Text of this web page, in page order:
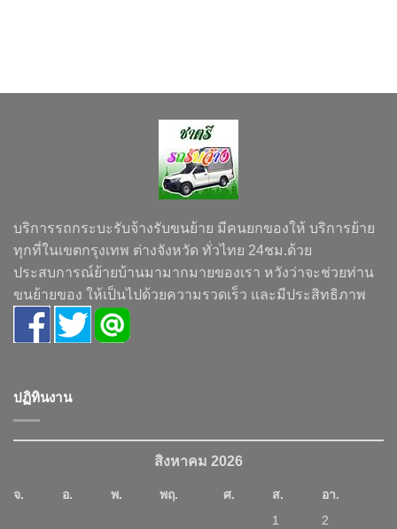
บริการรถกระบะรับจ้างรับขนย้าย มีคนยกของให้ บริการย้าย
ทุกที่ในเขตกรุงเทพ ต่างจังหวัด ทั่วไทย 24ชม.ด้วย
ประสบการณ์ย้ายบ้านมามากมายของเรา หวังว่าจะช่วยท่าน
ขนย้ายของ ให้เป็นไปด้วยความรวดเร็ว และมีประสิทธิภาพ
ปฏิทินงาน
สิงหาคม 2026
จ. อ. พ. พฤ. ศ. ส.
อา.
1
2